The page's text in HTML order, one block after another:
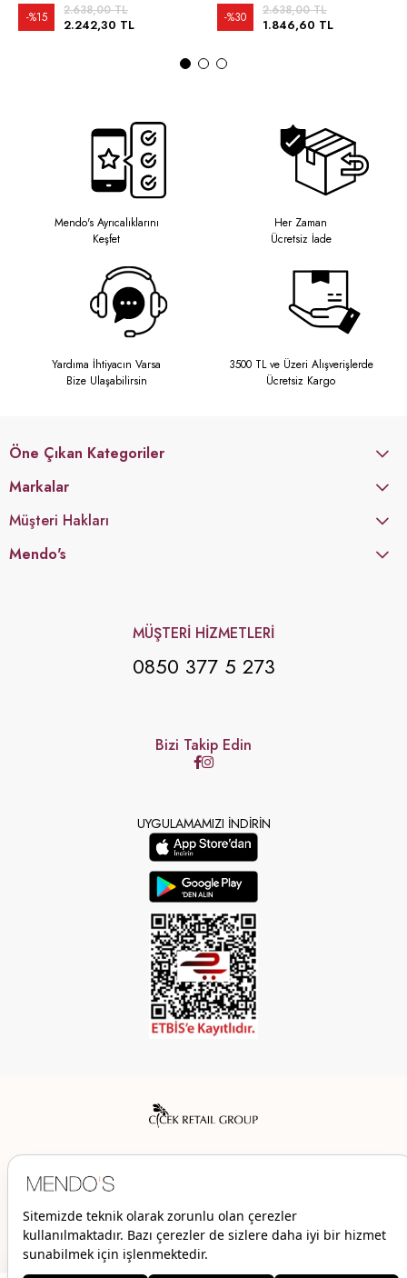
2.242,30 TL
2.638,00 TL
%15
1.846,60 TL
2.638,00 TL
%30
Mendo's Ayrıcalıklarını
Keşfet
Her Zaman
Ücretsiz İade
Yardıma İhtiyacın Varsa
Bize Ulaşabilirsin
3500 TL ve Üzeri Alışverişlerde
Ücretsiz Kargo
Öne Çıkan Kategoriler
Markalar
Müşteri Hakları
Mendo's
MÜŞTERİ HİZMETLERİ
0850 377 5 273
Bizi Takip Edin
UYGULAMAMIZI İNDİRİN
© 2026 Mendo’s | Her hakkı saklıdır.